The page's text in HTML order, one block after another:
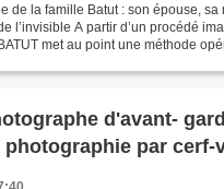
de la famille Batut : son épouse, sa
l’invisible A partir d’un procédé
met au point une méthode
d'avant-
par cerf-